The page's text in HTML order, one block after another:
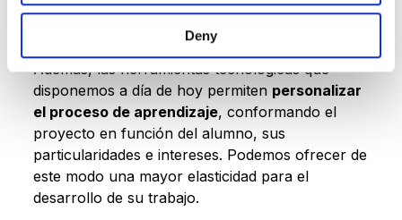
Deny
profesor para proponer y tomar la iniciativa.
Además, las herramientas tecnológicas que
disponemos a día de hoy permiten personalizar
el proceso de aprendizaje, conformando el
proyecto en función del alumno, sus
particularidades e intereses. Podemos ofrecer de
este modo una mayor elasticidad para el
desarrollo de su trabajo.